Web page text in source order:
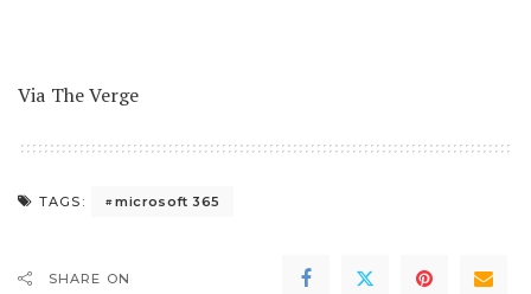
Via The Verge
TAGS: microsoft 365
SHARE ON